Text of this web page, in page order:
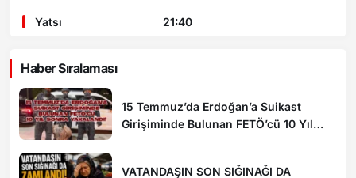
Yatsı 21:40
Haber Sıralaması
15 Temmuz’da Erdoğan’a Suikast
Girişiminde Bulunan FETÖ’cü 10 Yıl
VATANDAŞIN SON SIĞINAĞI DA